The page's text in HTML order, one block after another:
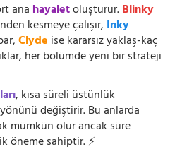
ana hayaletoluşturur.Blinky
kesmeye çalışır, Inky
Clyde ise kararsız yaklaş-kaç
her bölümde yeni bir strateji
, kısa süreli üstünlük
değiştirir. Bu anlarda
mümkün olur ancak süre
öneme sahiptir. ⚡